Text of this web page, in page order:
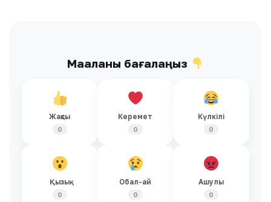
Мақаланы бағалаңыз
Жақсы
0
Керемет
0
Күлкілі
0
Қызық
0
Обал-ай
0
Ашулы
0